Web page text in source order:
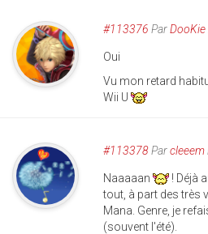
#113376 ParDooKie
Oui
Vu mon retard
Wii U
#113378Parcleeem
Naaaaan
! Déjà
tout, à part des très
Mana. Genre, je
(souvent l'été).